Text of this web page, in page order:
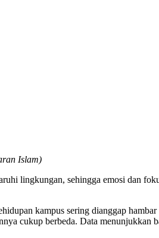
Islam)
lingkungan, sehingga emosi dan
kampus sering dianggap
cukup berbeda. Data menunjukkan